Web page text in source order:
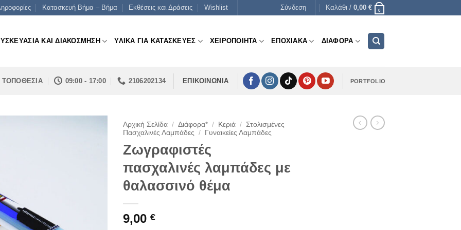
Κατασκευή Βήμα – Βήμα Εκθέσεις και Δράσεις Wishlist Σύνδεση Καλάθι / 0,00 € 0
ΚΑΙ ΔΙΑΚΟΣΜΗΣΗ ΥΛΙΚΑ ΓΙΑ ΚΑΤΑΣΚΕΥΕΣ ΧΕΙΡΟΠΟΙΗΤΑ ΕΠΟΧΙΑΚΑ ΔΙΑΦΟΡΑ
ΤΟΠΟΘΕΣΙΑ 09:00 - 17:00 2106202134 ΕΠΙΚΟΙΝΩΝΙΑ PORTFOLIO
Αρχική Σελίδα / Διάφορα* / Κεριά / Στολισμένες
Πασχαλινές Λαμπάδες
/ Γυναικείες Λαμπάδες
Ζωγραφιστές
πασχαλινές λαμπάδες με
θαλασσινό θέμα
9,00 €